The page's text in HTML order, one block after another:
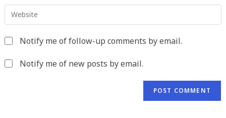
to
comment
address
toyour
URL
Notify me of follow-up comments by email.
Notify me of new posts by email.